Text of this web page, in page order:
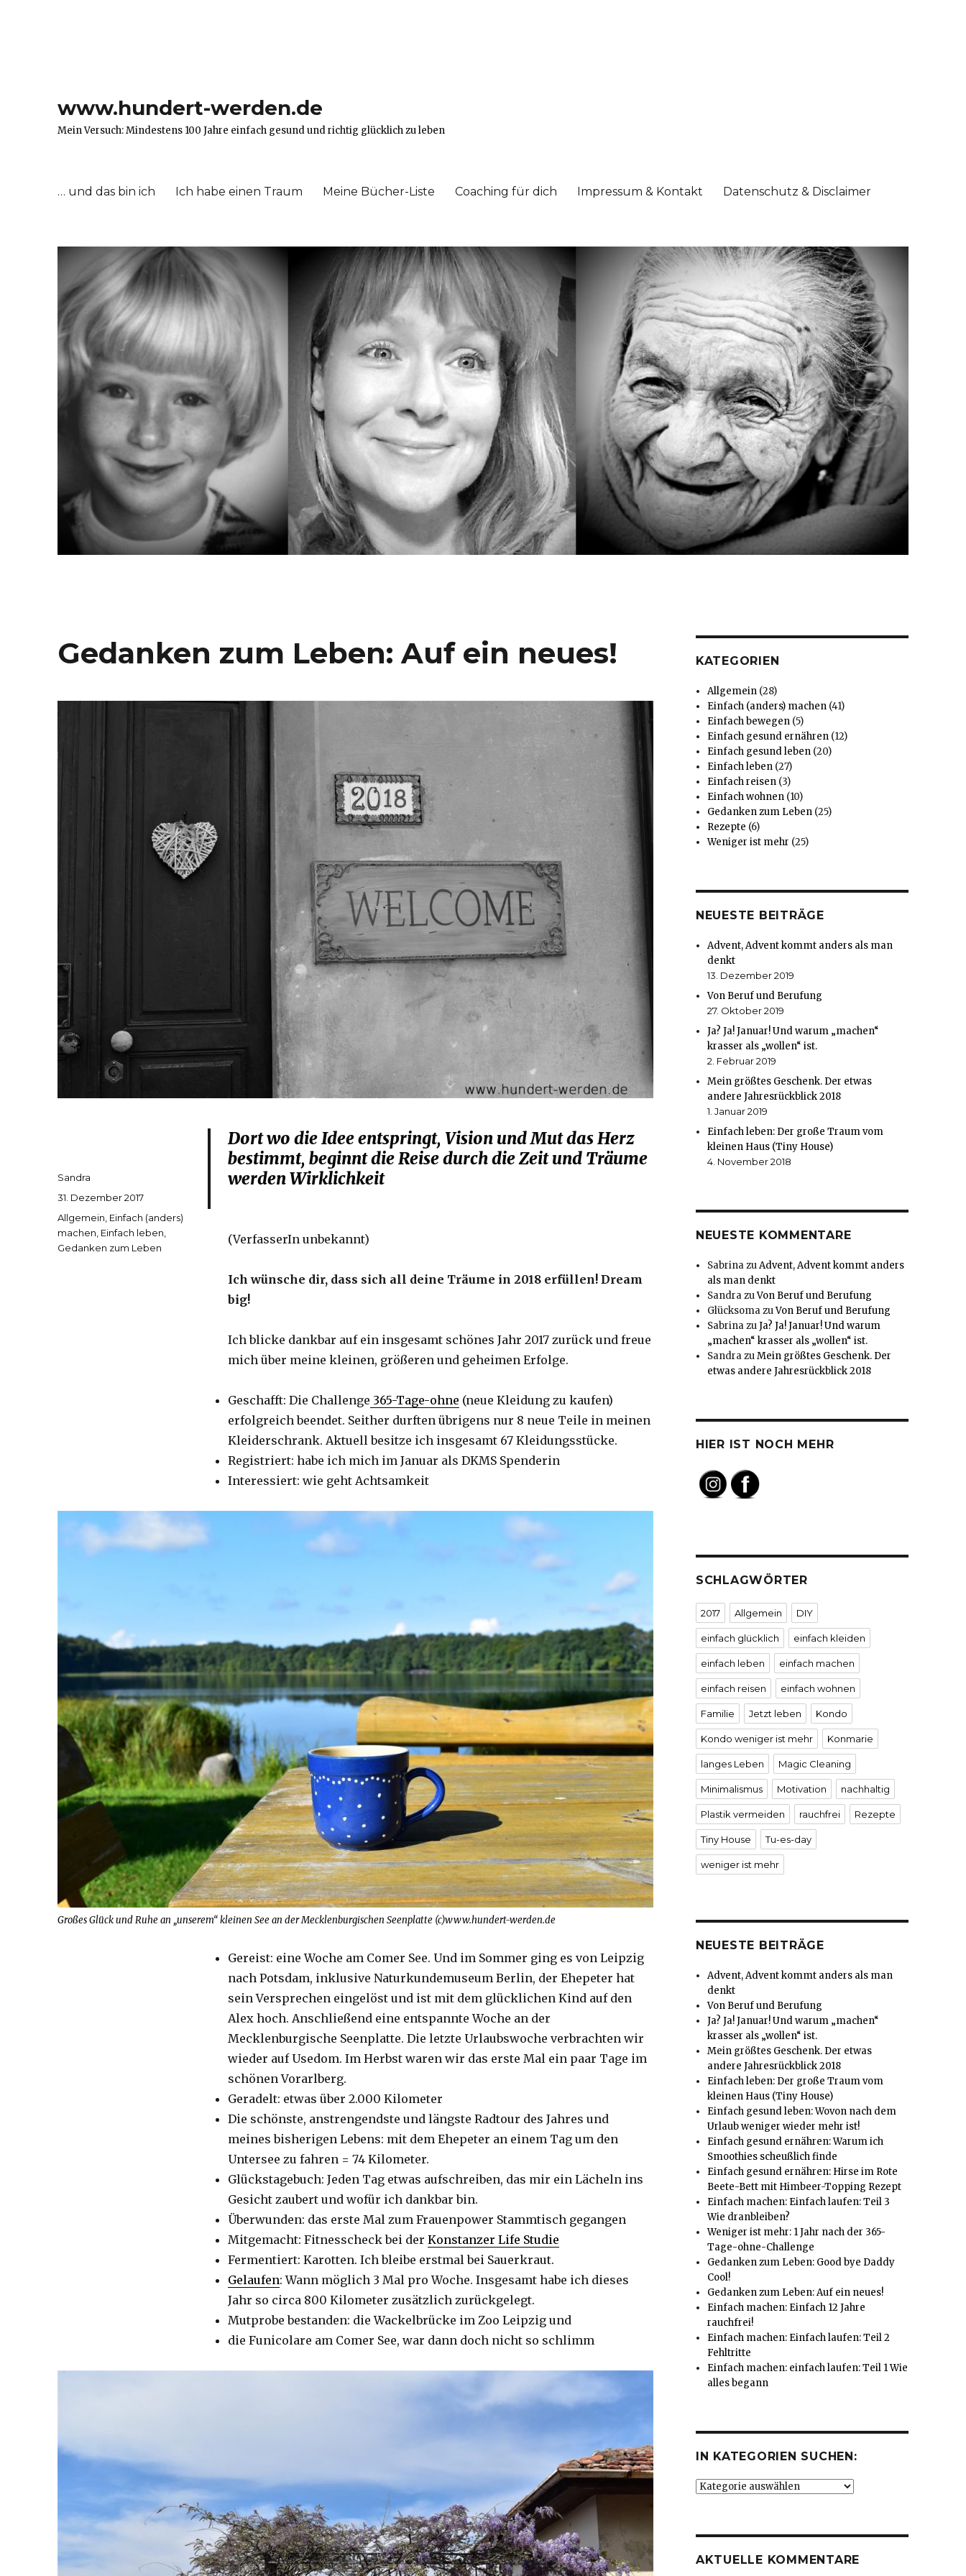
www.hundert-werden.de
Mein Versuch: Mindestens 100 Jahre einfach gesund und richtig glücklich zu leben
… und das bin ich Ich habe einen Traum Meine Bücher-Liste Coaching für dich Impressum & Kontakt Datenschutz & Disclaimer
Gedanken zum Leben: Auf ein neues!
Dort wo die Idee entspringt, Vision und Mut das Herz
bestimmt, beginnt die Reise durch die Zeit und Träume
werden Wirklichkeit
(VerfasserIn unbekannt)
Ich wünsche dir, dass sich all deine Träume in 2018 erfüllen! Dream
big!
Ich blicke dankbar auf ein insgesamt schönes Jahr 2017 zurück und freue
mich über meine kleinen, größeren und geheimen Erfolge.
Geschafft: Die Challenge 365-Tage-ohne (neue Kleidung zu kaufen)
erfolgreich beendet. Seither durften übrigens nur 8 neue Teile in meinen
Kleiderschrank. Aktuell besitze ich insgesamt 67 Kleidungsstücke.
Registriert: habe ich mich im Januar als DKMS Spenderin
Interessiert: wie geht Achtsamkeit
Großes Glück und Ruhe an „unserem“ kleinen See an der Mecklenburgischen Seenplatte (c)www.hundert-werden.de
Gereist: eine Woche am Comer See. Und im Sommer ging es von Leipzig
nach Potsdam, inklusive Naturkundemuseum Berlin, der Ehepeter hat
sein Versprechen eingelöst und ist mit dem glücklichen Kind auf den
Alex hoch. Anschließend eine entspannte Woche an der
Mecklenburgische Seenplatte. Die letzte Urlaubswoche verbrachten wir
wieder auf Usedom. Im Herbst waren wir das erste Mal ein paar Tage im
schönen Vorarlberg.
Geradelt: etwas über 2.000 Kilometer
Die schönste, anstrengendste und längste Radtour des Jahres und
meines bisherigen Lebens: mit dem Ehepeter an einem Tag um den
Untersee zu fahren = 74 Kilometer.
Glückstagebuch: Jeden Tag etwas aufschreiben, das mir ein Lächeln ins
Gesicht zaubert und wofür ich dankbar bin.
Überwunden: das erste Mal zum Frauenpower Stammtisch gegangen
Mitgemacht: Fitnesscheck bei der Konstanzer Life Studie
Fermentiert: Karotten. Ich bleibe erstmal bei Sauerkraut.
Gelaufen: Wann möglich 3 Mal pro Woche. Insgesamt habe ich dieses
Jahr so circa 800 Kilometer zusätzlich zurückgelegt.
Mutprobe bestanden: die Wackelbrücke im Zoo Leipzig und
die Funicolare am Comer See, war dann doch nicht so schlimm
Autor
Sandra
Veröffentlicht
am
31. Dezember 2017
Kategorien
Allgemein Einfach (anders)
machen Einfach leben
Gedanken zum Leben
KATEGORIEN
Allgemein (28)
Einfach (anders) machen (41)
Einfach bewegen (5)
Einfach gesund ernähren (12)
Einfach gesund leben (20)
Einfach leben (27)
Einfach reisen (3)
Einfach wohnen (10)
Gedanken zum Leben (25)
Rezepte (6)
Weniger ist mehr (25)
NEUESTE BEITRÄGE
Advent, Advent kommt anders als man
denkt
13. Dezember 2019
Von Beruf und Berufung
27. Oktober 2019
Ja? Ja! Januar! Und warum „machen“
krasser als „wollen“ ist.
2. Februar 2019
Mein größtes Geschenk. Der etwas
andere Jahresrückblick 2018
1. Januar 2019
Einfach leben: Der große Traum vom
kleinen Haus (Tiny House)
4. November 2018
NEUESTE KOMMENTARE
SabrinazuAdvent, Advent kommt anders
als man denkt
SandrazuVon Beruf und Berufung
GlücksomazuVon Beruf und Berufung
SabrinazuJa? Ja! Januar! Und warum
„machen“ krasser als „wollen“ ist.
SandrazuMein größtes Geschenk. Der
etwas andere Jahresrückblick 2018
HIER IST NOCH MEHR
SCHLAGWÖRTER
2017 Allgemein DIY
einfach glücklich einfach kleiden
einfach leben einfach machen
einfach reisen einfach wohnen
Familie Jetzt leben Kondo
Kondo weniger ist mehr Konmarie
langes Leben Magic Cleaning
Minimalismus Motivation nachhaltig
Plastik vermeiden rauchfrei Rezepte
Tiny House Tu-es-day
weniger ist mehr
NEUESTE BEITRÄGE
Advent, Advent kommt anders als man
denkt
Von Beruf und Berufung
Ja? Ja! Januar! Und warum „machen“
krasser als „wollen“ ist.
Mein größtes Geschenk. Der etwas
andere Jahresrückblick 2018
Einfach leben: Der große Traum vom
kleinen Haus (Tiny House)
Einfach gesund leben: Wovon nach dem
Urlaub weniger wieder mehr ist!
Einfach gesund ernähren: Warum ich
Smoothies scheußlich finde
Einfach gesund ernähren: Hirse im Rote
Beete-Bett mit Himbeer-Topping Rezept
Einfach machen: Einfach laufen: Teil 3
Wie dranbleiben?
Weniger ist mehr: 1 Jahr nach der 365-
Tage-ohne-Challenge
Gedanken zum Leben: Good bye Daddy
Cool!
Gedanken zum Leben: Auf ein neues!
Einfach machen: Einfach 12 Jahre
rauchfrei!
Einfach machen: Einfach laufen: Teil 2
Fehltritte
Einfach machen: einfach laufen: Teil 1 Wie
alles begann
IN KATEGORIEN SUCHEN:
In
AKTUELLE KOMMENTARE